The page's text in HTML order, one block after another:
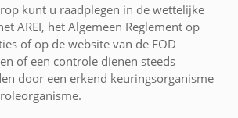
kunt u raadplegen in de wettelijke
AREI, het Algemeen Reglement op
of op de website van de FOD
of een controle dienen steeds
door een erkend keuringsorganisme